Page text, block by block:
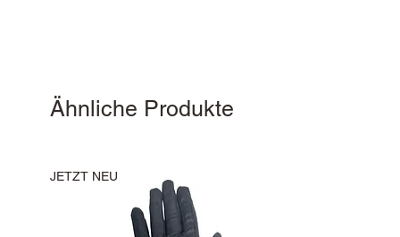
Ähnliche Produkte
JETZT NEU